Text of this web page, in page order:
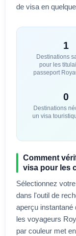
de visa en
1
Destinations
pour les
passeport
0
Destinations
un visa
Comment
visa pour les
Sélectionnez votre
dans l'outil de
aperçu instantané
les voyageurs
par couleur met